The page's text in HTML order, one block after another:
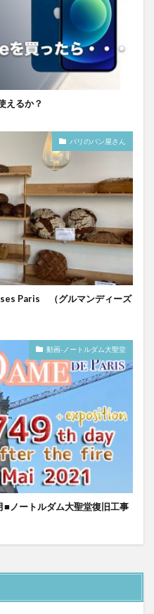
えるか？
パリのパン屋さん
Paris （グルマンディーズ
動画-ノートルダム大聖堂
ートルダム大聖堂復旧工事